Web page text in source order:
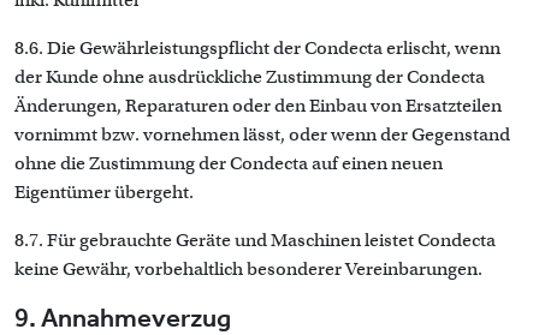
8.6. Die Gewährleistungspflicht der Condecta erlischt, wenn
der Kunde ohne ausdrückliche Zustimmung der Condecta
Änderungen, Reparaturen oder den Einbau von Ersatzteilen
vornimmt bzw. vornehmen lässt, oder wenn der Gegenstand
ohne die Zustimmung der Condecta auf einen neuen
Eigentümer übergeht.
8.7. Für gebrauchte Geräte und Maschinen leistet Condecta
keine Gewähr, vorbehaltlich besonderer Vereinbarungen.
9. Annahmeverzug